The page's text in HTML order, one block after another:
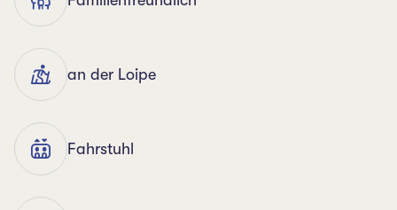
an der Loipe
Fahrstuhl